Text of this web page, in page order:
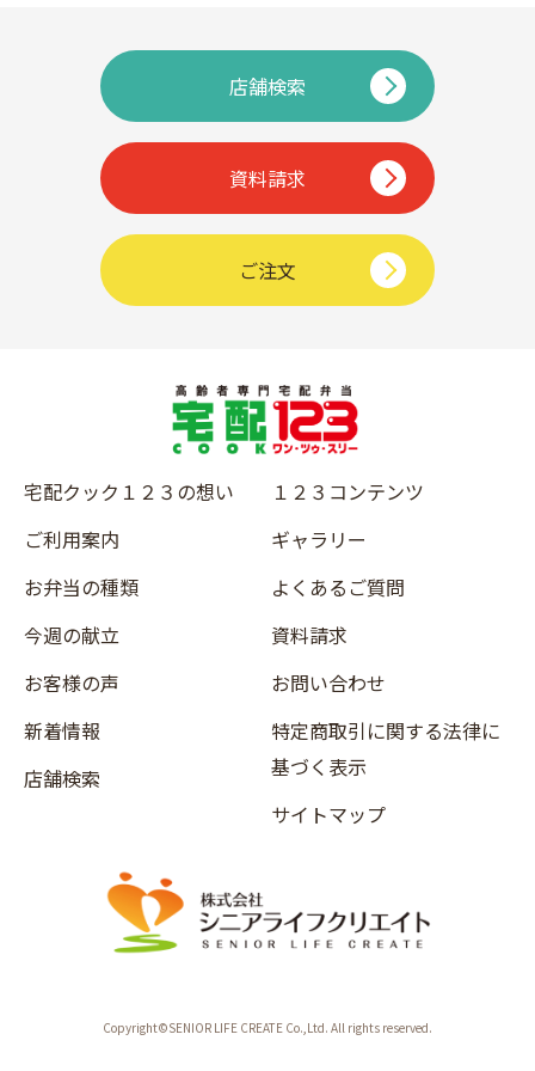
店舗検索
資料請求
ご注文
宅配クック１２３の想い
ご利用案内
お弁当の種類
今週の献立
お客様の声
新着情報
店舗検索
１２３コンテンツ
ギャラリー
よくあるご質問
資料請求
お問い合わせ
特定商取引に関する法律に
基づく表示
サイトマップ
Copyright©SENIOR LIFE CREATE Co.,Ltd. All rights reserved.